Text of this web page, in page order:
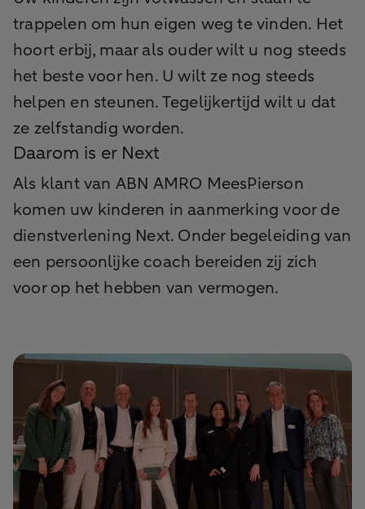
trappelen om hun eigen weg te vinden. Het
hoort erbij, maar als ouder wilt u nog steeds
het beste voor hen. U wilt ze nog steeds
helpen en steunen. Tegelijkertijd wilt u dat
ze zelfstandig worden.
Daarom is er Next
Als klant van ABN AMRO MeesPierson
komen uw kinderen in aanmerking voor de
dienstverlening Next. Onder begeleiding van
een persoonlijke coach bereiden zij zich
voor op het hebben van vermogen.